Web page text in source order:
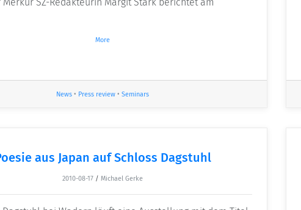
More
News • Press review • Seminars
aus Japan auf Schloss Dagstuhl
2010-08-17 / Michael Gerke